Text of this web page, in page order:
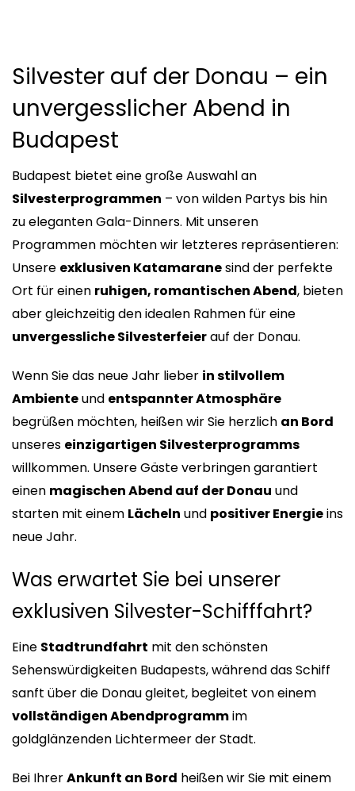
Silvester auf der Donau – ein
unvergesslicher Abend in
Budapest
Budapest bietet eine große Auswahl an
Silvesterprogrammen – von wilden Partys bis hin
zu eleganten Gala-Dinners. Mit unseren
Programmen möchten wir letzteres repräsentieren:
Unsere exklusiven Katamaranesind der perfekte
Ort für einen ruhigen, romantischen Abend, bieten
aber gleichzeitig den idealen Rahmen für eine
unvergessliche Silvesterfeierauf der Donau.
Wenn Sie das neue Jahr lieber in stilvollem
Ambienteund entspannter Atmosphäre
begrüßen möchten, heißen wir Sie herzlich an Bord
unseres einzigartigen Silvesterprogramms
willkommen. Unsere Gäste verbringen garantiert
einen magischen Abend auf der Donau und
starten mit einem Lächeln und positiver Energieins
neue Jahr.
Was erwartet Sie bei unserer
exklusiven Silvester-Schifffahrt?
Eine Stadtrundfahrt mit den schönsten
Sehenswürdigkeiten Budapests, während das Schiff
sanft über die Donau gleitet, begleitet von einem
vollständigen Abendprogrammim
goldglänzenden Lichtermeer der Stadt.
Bei IhrerAnkunft an Bord heißen wir Sie mit einem